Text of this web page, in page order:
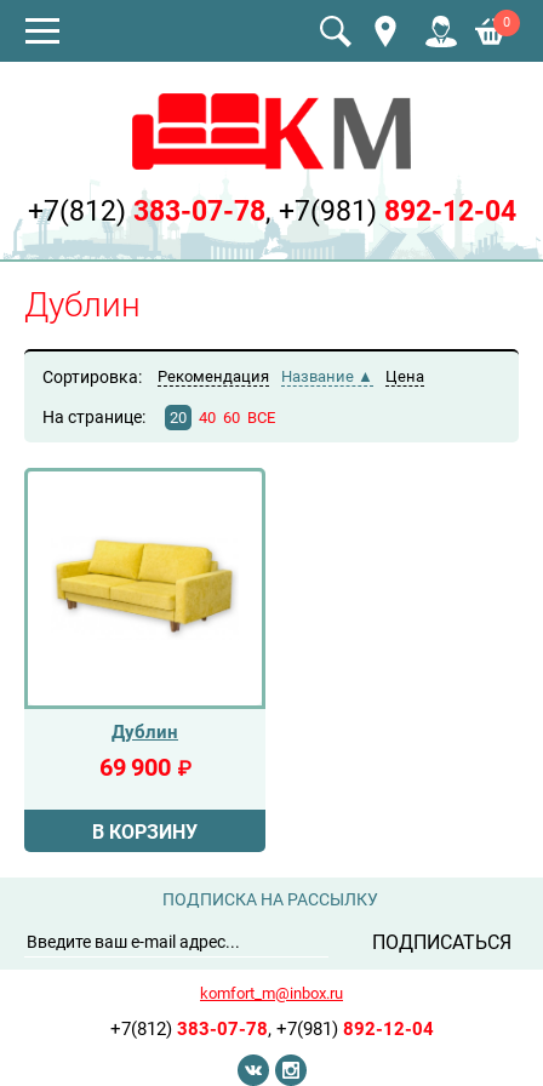
0
+7(812) 383-07-78,+7(981) 892-12-04
Дублин
Сортировка: Рекомендация Название Цена
На странице: 20 40 60 ВСЕ
Дублин
69 900 ₽
В КОРЗИНУ
ПОДПИСКА НА РАССЫЛКУ
ПОДПИСАТЬСЯ
komfort_m@inbox.ru
+7(812) 383-07-78, +7(981) 892-12-04